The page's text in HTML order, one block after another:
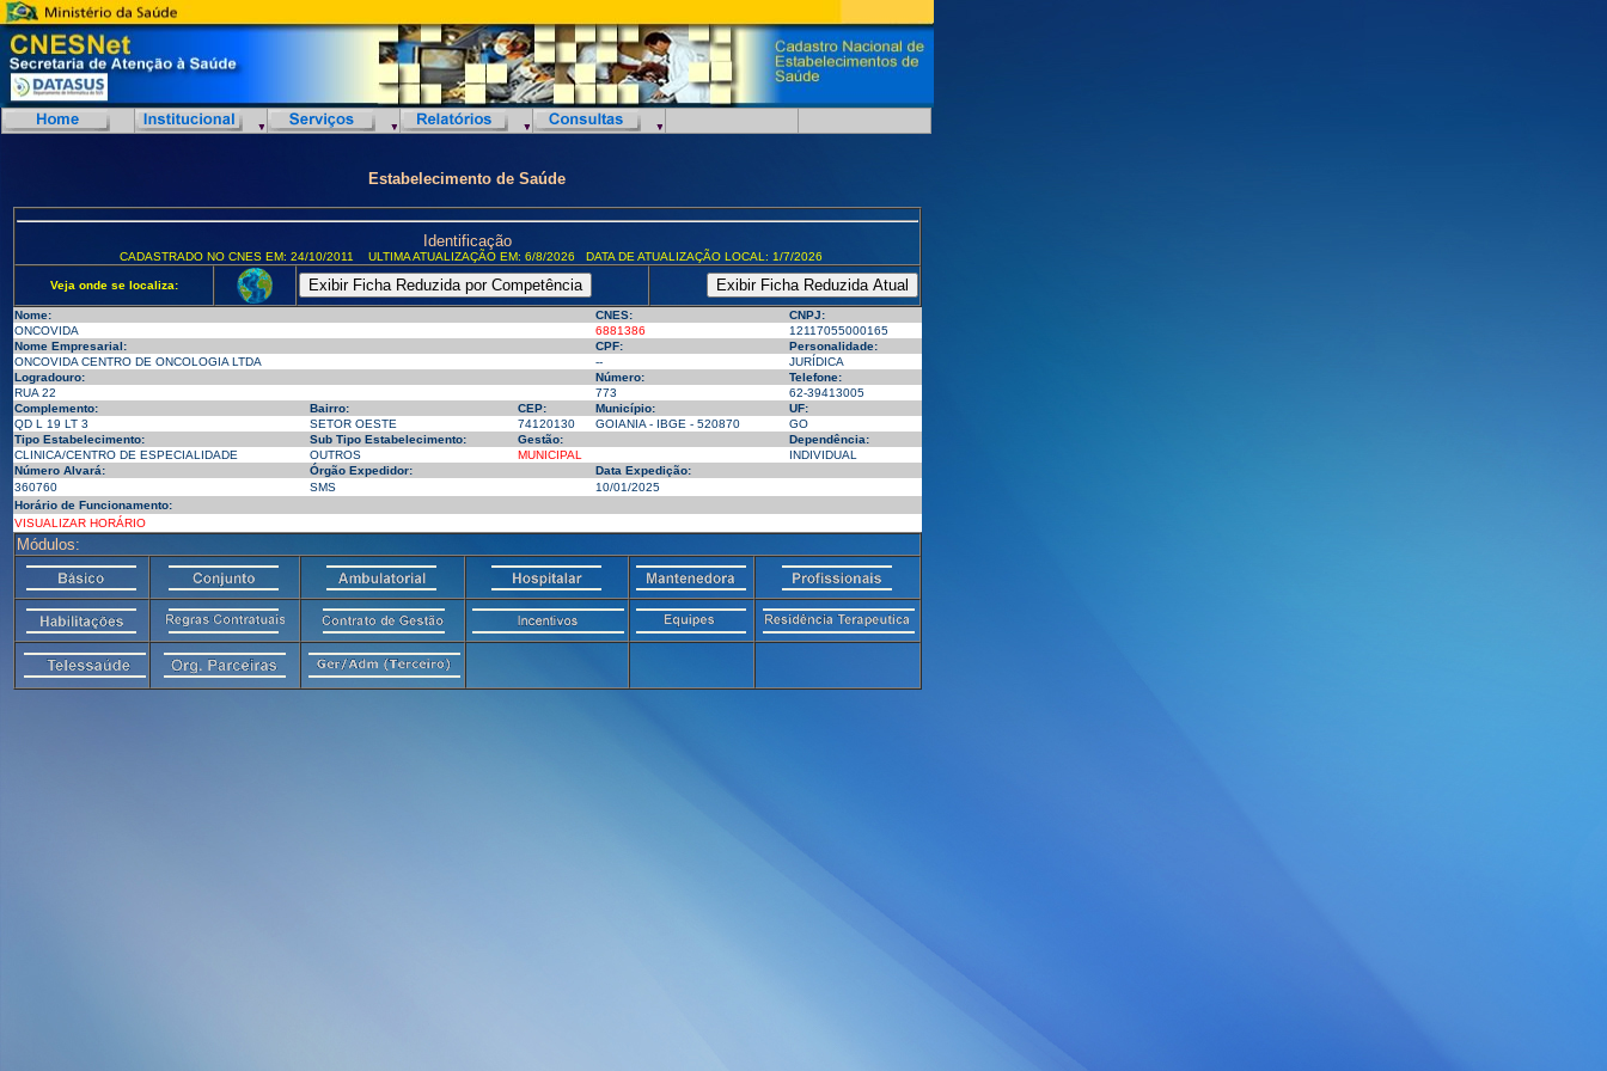
Estabelecimento de Saúde
Identificação
CADASTRADO NO CNES EM: 24/10/2011 ULTIMA ATUALIZAÇÃO EM: 6/8/2026 DATA DE ATUALIZAÇÃO LOCAL: 1/7/2026
Veja onde se localiza:
Nome: CNES:
CNPJ:
ONCOVIDA
6881386
12117055000165
Nome Empresarial:
CPF:
Personalidade:
ONCOVIDA CENTRO DE ONCOLOGIA LTDA
--
JURÍDICA
Logradouro:
Número:
Telefone:
RUA 22
773
62-39413005
Complemento:
Bairro: CEP: Município:
UF:
QD L 19 LT 3
SETOR OESTE 74120130 GOIANIA - IBGE - 520870
GO
Tipo Estabelecimento:
Sub Tipo Estabelecimento: Gestão:
Dependência:
CLINICA/CENTRO DE ESPECIALIDADE
OUTROS MUNICIPAL
INDIVIDUAL
Número Alvará:
Órgão Expedidor:
Data Expedição:
360760
SMS
10/01/2025
Horário de Funcionamento:
VISUALIZAR HORÁRIO
Módulos: